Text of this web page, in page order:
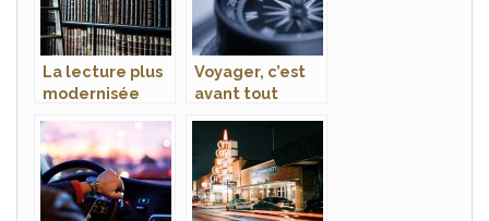
La lecture plus
modernisée
bibliothèque
Voyager, c’est
avant tout